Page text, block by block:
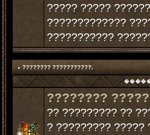
????? ?????
?????????????
???????????
???????? ???????????.
????????
?? ????????? ??
? ????????? ?????